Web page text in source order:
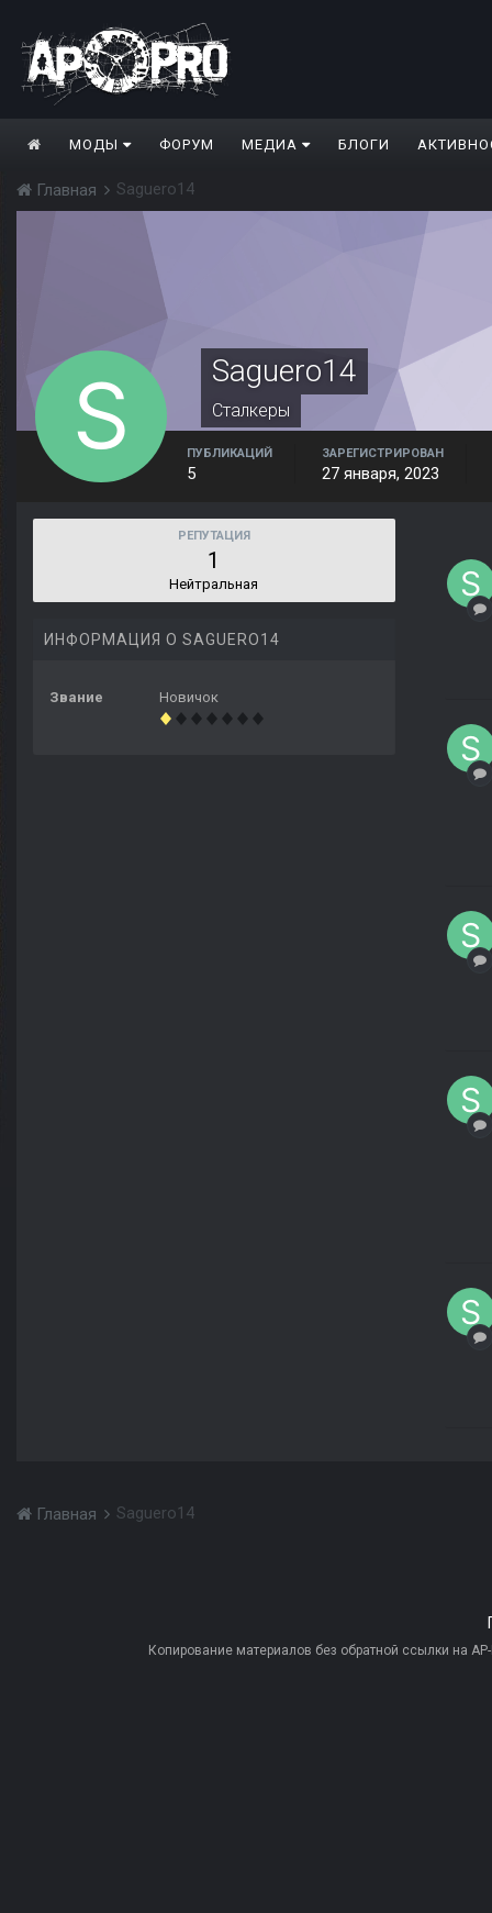
МОДЫ ФОРУМ МЕДИА БЛОГИ
Главная Saguero14
Saguero14
Сталкеры
ПУБЛИКАЦИЙ
5
ЗАРЕГИСТРИРОВАН
27 января, 2023
РЕПУТАЦИЯ
1
Нейтральная
ИНФОРМАЦИЯ О SAGUERO14
Звание Новичок
Главная Saguero14
Копирование материалов без обратной ссылки на